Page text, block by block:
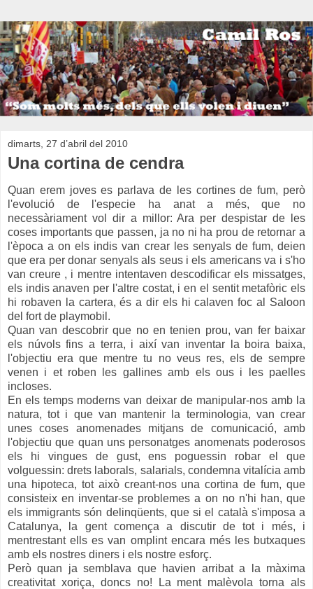
dimarts, 27 d’abril del 2010
Una cortina de cendra
Quan erem joves es parlava de les cortines de fum, però
l'evolució de l'especie ha anat a més, que no
necessàriament vol dir a millor: Ara per despistar de les
coses importants que passen, ja no ni ha prou de retornar a
l'època a on els indis van crear les senyals de fum, deien
que era per donar senyals als seus i els americans va i s'ho
van creure , i mentre intentaven descodificar els missatges,
els indis anaven per l'altre costat, i en el sentit metafòric els
hi robaven la cartera, és a dir els hi calaven foc al Saloon
del fort de playmobil.
Quan van descobrir que no en tenien prou, van fer baixar
els núvols fins a terra, i així van inventar la boira baixa,
l'objectiu era que mentre tu no veus res, els de sempre
venen i et roben les gallines amb els ous i les paelles
incloses.
En els temps moderns van deixar de manipular-nos amb la
natura, tot i que van mantenir la terminologia, van crear
unes coses anomenades mitjans de comunicació, amb
l'objectiu que quan uns personatges anomenats poderosos
els hi vingues de gust, ens poguessin robar el que
volguessin: drets laborals, salarials, condemna vitalícia amb
una hipoteca, tot això creant-nos una cortina de fum, que
consisteix en inventar-se problemes a on no n'hi han, que
els immigrants són delinqüents, que si el català s'imposa a
Catalunya, la gent comença a discutir de tot i més, i
mentrestant ells es van omplint encara més les butxaques
amb els nostres diners i els nostre esforç.
Però quan ja semblava que havien arribat a la màxima
creativitat xoriça, doncs no! La ment malèvola torna als